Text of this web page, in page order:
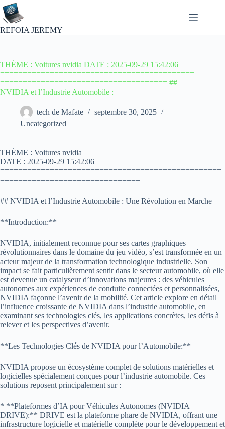
Passer
au
contenu
REFOIA JEREMY
THÈME : Voitures nvidia DATE : 2025-09-29 15:42:06
===========================================
===================================== ##
NVIDIA et l’Industrie Automobile :
tech de Mafate
septembre 30, 2025
Uncategorized
THÈME : Voitures nvidia
DATE : 2025-09-29 15:42:06
=================================================
===============================
## NVIDIA et l’Industrie Automobile : Une Révolution en Marche
**Introduction:**
NVIDIA, initialement reconnue pour ses cartes graphiques
révolutionnaires dans le domaine du jeu vidéo, s’est transformée en un
acteur majeur de la transformation technologique industrielle. Son
impact se fait particulièrement sentir dans le secteur automobile, où elle
est devenue un catalyseur d’innovations majeures : des véhicules
autonomes aux expériences de conduite connectées et personnalisées,
NVIDIA façonne l’avenir de la mobilité. Cet article explore en détail
l’influence croissante de NVIDIA dans l’industrie automobile, en
examinant ses technologies clés, les applications concrètes, les défis à
relever et les perspectives d’avenir.
**Les Technologies Clés de NVIDIA pour l’Automobile:**
NVIDIA propose un écosystème complet de solutions matérielles et
logicielles spécialement conçues pour l’industrie automobile. Ces
solutions reposent principalement sur :
* **Plateformes d’IA pour Véhicules Autonomes (NVIDIA
DRIVE):** DRIVE est la plateforme phare de NVIDIA, offrant une
infrastructure logicielle et matérielle complète pour le développement et